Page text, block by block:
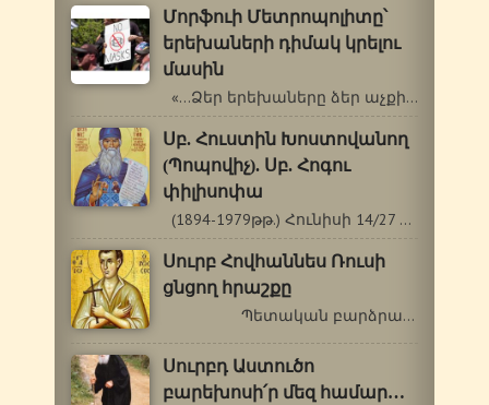
Մորֆուի Մետրոպոլիտը՝
երեխաների դիմակ կրելու
մասին
«…Ձեր երեխաները ձեր աչքի լույսն…
Սբ. Հուստին Խոստովանող
(Պոպովիչ). Սբ. Հոգու
փիլիսոփա
(1894-1979թթ.) Հունիսի 14/27 Սբ. Հուստին…
Սուրբ Հովհաննես Ռուսի
ցնցող հրաշքը
Պետական բարձրաստիճան…
Սուրբդ Աստուծո
բարեխոսի՛ր մեզ համար…